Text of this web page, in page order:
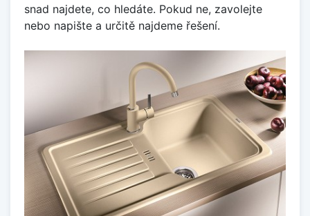
snad najdete, co hledáte. Pokud ne, zavolejte
nebo napište a určitě najdeme řešení.